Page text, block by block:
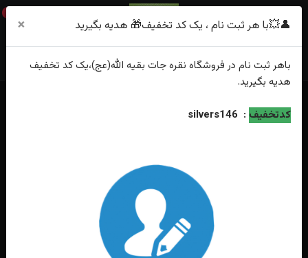
0
خانه
فهرست محصولات
انگشترنقره زبرجد اصل رکاب فیلی چنگی دست و ماشین
👤💥با هر ثبت نام ، یک کد تخفیف🎁 هدیه بگیرید ×
باهر ثبت نام در فروشگاه نقره جات بقیه الله(عج)،یک کد تخفیف
هدیه بگیرید.
کدتخفیف :
silvers146